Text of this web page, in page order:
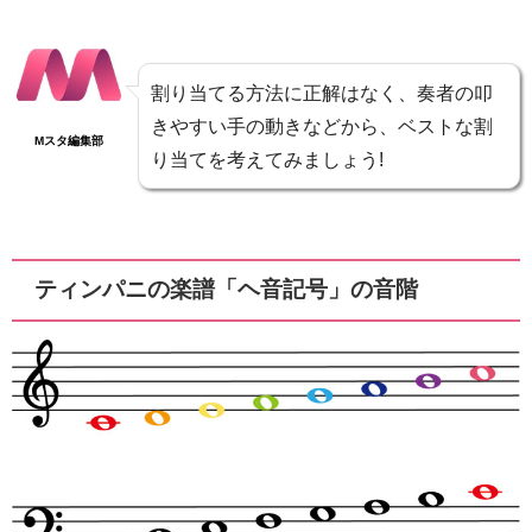
Mスタ編集部
割り当てる方法に正解はなく、奏者の叩
きやすい手の動きなどから、ベストな割
り当てを考えてみましょう!
ティンパニの楽譜「ヘ音記号」の音階